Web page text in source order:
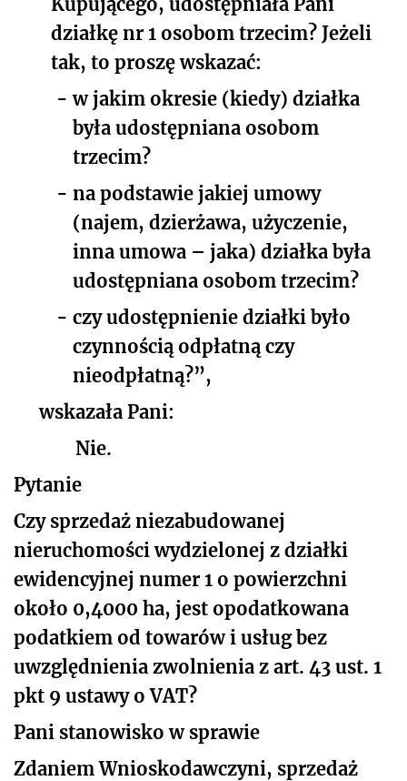
działkę nr 1 osobom trzecim? Jeżeli
tak, to proszę wskazać:
- w jakim okresie (kiedy) działka
była udostępniana osobom
trzecim?
- na podstawie jakiej umowy
(najem, dzierżawa, użyczenie,
inna umowa – jaka) działka była
udostępniana osobom trzecim?
- czy udostępnienie działki było
czynnością odpłatną czy
nieodpłatną?”,
wskazała Pani:
Nie.
Pytanie
Czy sprzedaż niezabudowanej
nieruchomości wydzielonej z działki
ewidencyjnej numer 1 o powierzchni
około 0,4000 ha, jest opodatkowana
podatkiem od towarów i usług bez
uwzględnienia zwolnienia z art. 43 ust. 1
pkt 9 ustawy o VAT?
Pani stanowisko w sprawie
Zdaniem Wnioskodawczyni, sprzedaż